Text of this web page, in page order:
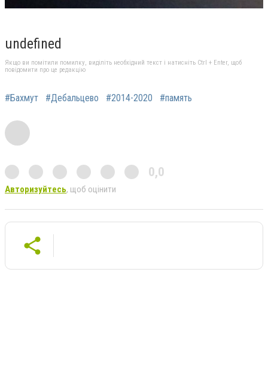
undefined
Якщо ви помітили помилку, виділіть необхідний текст і натисніть Ctrl + Enter, щоб
повідомити про це редакцію
#Бахмут #Дебальцево #2014-2020 #память
0,0
Авторизуйтесь, щоб оцінити